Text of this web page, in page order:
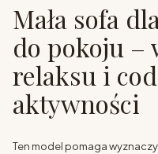
Mała sofa
do pokoju –
relaksu i
aktywności
Ten model pomaga